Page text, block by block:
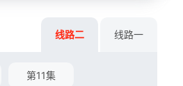
线路二 线路一
第11集